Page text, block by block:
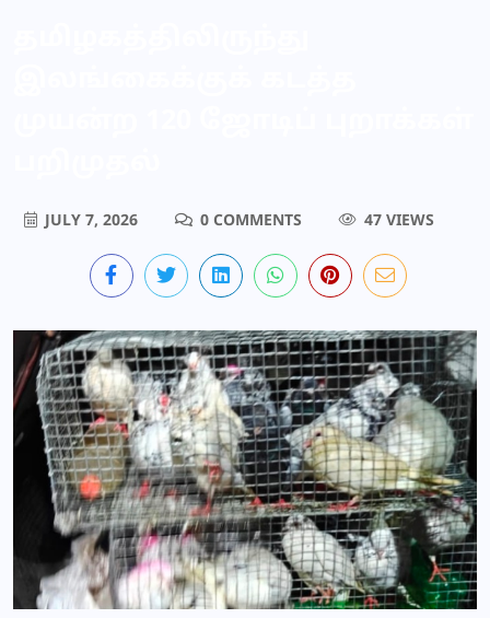
JULY 7, 2026 0 COMMENTS 47 VIEWS